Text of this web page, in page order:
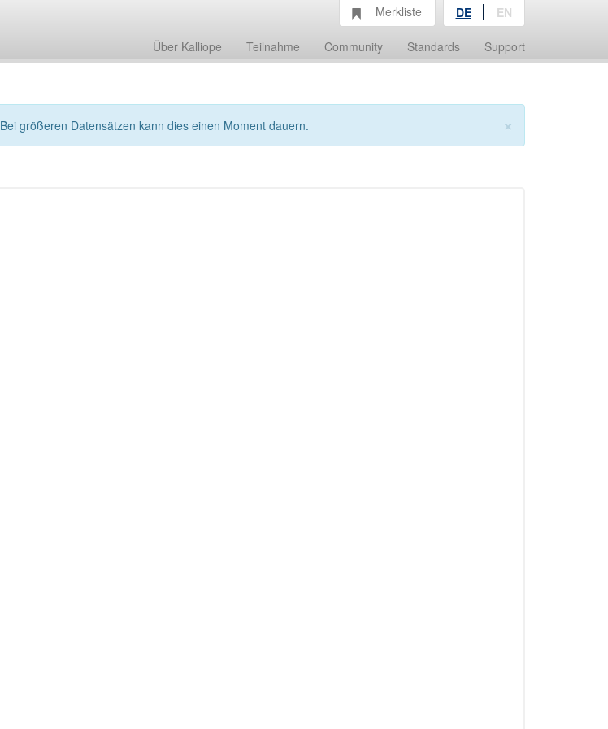
Über Kalliope Teilnahme Community Standards Support
Merkliste DE EN
×
Bei größeren Datensätzen kann dies einen Moment dauern.